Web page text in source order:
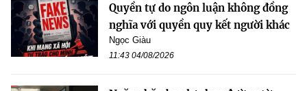
Quyền tự do ngôn luận không đồng
nghĩa với quyền quy kết người khác
Ngọc Giàu
11:43 04/08/2026